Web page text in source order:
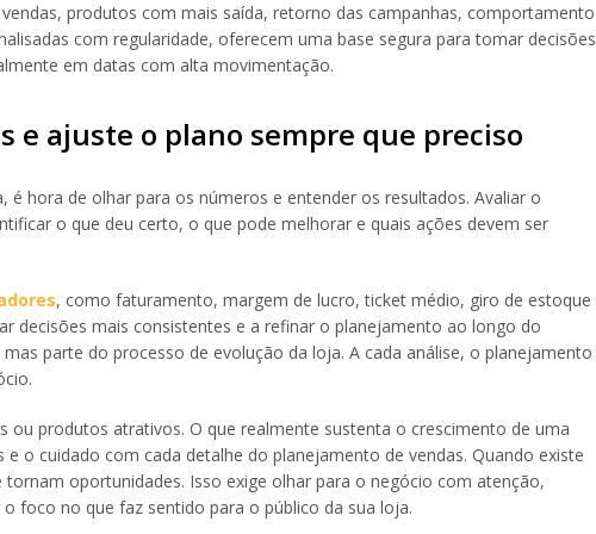
produtos com mais saída, retorno das campanhas, comportamento
com regularidade, oferecem uma base segura para tomar decisões
em datas com alta movimentação.
e ajuste o plano sempre que preciso
é hora de olhar para os números e entender os resultados. Avaliar o
o que deu certo, o que pode melhorar e quais ações devem ser
, como faturamento, margem de lucro, ticket médio, giro de estoque
decisões mais consistentes e a refinar o planejamento ao longo do
parte do processo de evolução da loja. A cada análise, o planejamento
ou produtos atrativos. O que realmente sustenta o crescimento de uma
o cuidado com cada detalhe do planejamento de vendas. Quando existe
oportunidades. Isso exige olhar para o negócio com atenção,
foco no que faz sentido para o público da sua loja.